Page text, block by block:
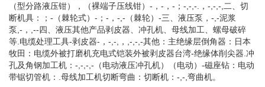
（型分路液压钳），（裸端子压线钳）-，-，-；-,-,-.，-,-,-,二、切
断机具：；-（棘轮式）-；-，-,-（棘轮）-三、液压泵，-,-泥浆
泵,-，,--四、液压其他产品剥皮器、冲孔机、母线加工、螺母破碎
等.电缆处理工具-剥皮器-，-,-,，,-,-,-其他：主绝缘层倒角器：日本
牧田：电缆外被打磨机充电式铠装外被剥皮器台湾-绝缘体削尖器.冲
孔及角钢加工机：-,-,-,-（电动液压冲孔机）（电动）-磁座钻：电动
带锯切管机：.母线加工机切断弯曲：切断机：-,-,弯曲机。